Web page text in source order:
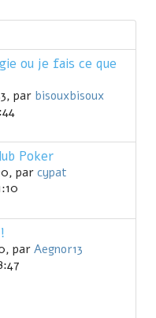
ou je fais ce que
par bisouxbisoux
Poker
parcypat
parAegnor13